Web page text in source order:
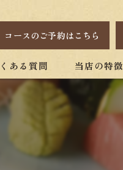
コースのご予約はこちら
ある質問 当店の特徴
昭和レトロ
貸し切り